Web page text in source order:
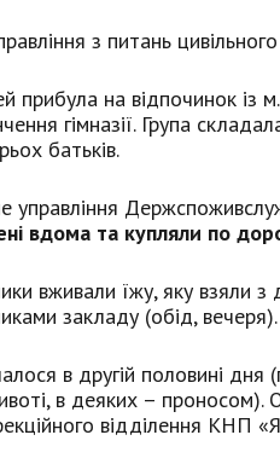
з питань
прибула на відпочинок
гімназії. Група
батьків.
управління
вдома та купляли по
вживали їжу, яку взяли
закладу (обід, вечеря).
в другій половині
в деяких – проносом).
відділення